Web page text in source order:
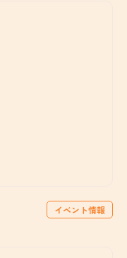
イベント情報